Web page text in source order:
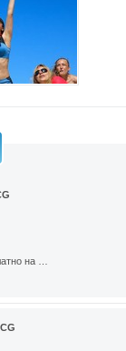
на …